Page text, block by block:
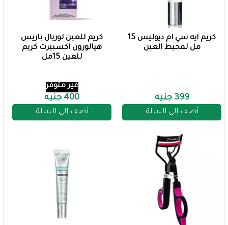
كريم ايه سي ام ديوليس 15
مل لمحيط العين
399 جنيه
أضف إلى السلة
كريم للعين لوريال باريس
هيالورون اكسبيرت كريم
للعين 15مل
غير متوفر
400 جنيه
أضف إلى السلة